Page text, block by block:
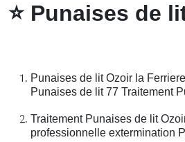
⭐Punaises de
Punaises de lit Ozoir la
Punaises de lit 77 Traitement
Traitement Punaises de lit
professionnelle extermination